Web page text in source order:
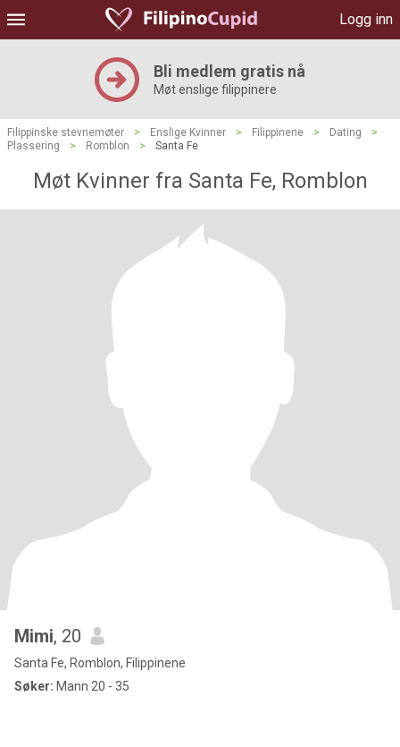
Logg inn
Bli medlem gratis nå
Møt enslige filippinere
Filippinske stevnemøter > Enslige Kvinner > Filippinene > Dating
>
Plassering
> Romblon > Santa Fe
Møt Kvinner fra Santa Fe, Romblon
Mimi, 20
Santa Fe, Romblon, Filippinene
Søker: Mann 20 - 35